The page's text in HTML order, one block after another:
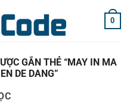
0
GẮN THẺ “MAY IN MA
DE DANG”